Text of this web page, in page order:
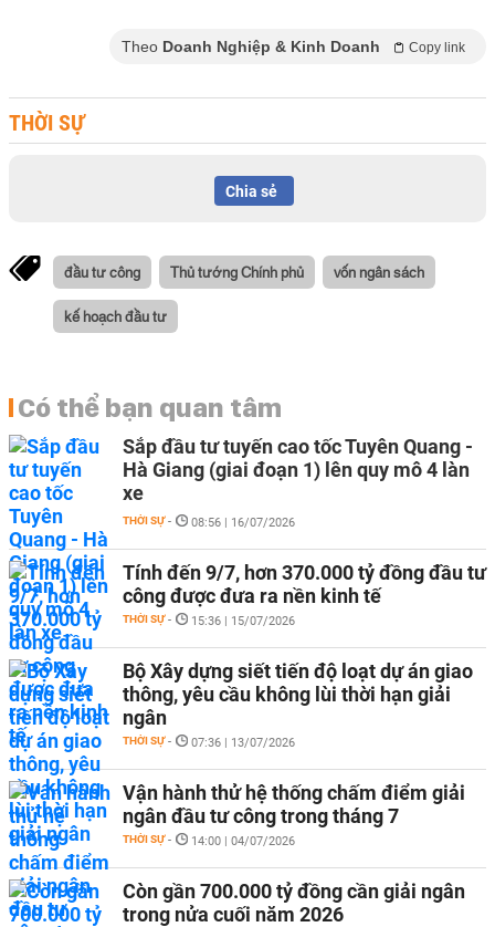
Theo Doanh Nghiệp & Kinh Doanh Copy link
THỜI SỰ
Chia sẻ
đầu tư công Thủ tướng Chính phủ vốn ngân sách
kế hoạch đầu tư
Có thể bạn quan tâm
Sắp đầu tư tuyến cao tốc Tuyên Quang -
Hà Giang (giai đoạn 1) lên quy mô 4 làn
xe
THỜI SỰ - 08:56 | 16/07/2026
Tính đến 9/7, hơn 370.000 tỷ đồng đầu tư
công được đưa ra nền kinh tế
THỜI SỰ - 15:36 | 15/07/2026
Bộ Xây dựng siết tiến độ loạt dự án giao
thông, yêu cầu không lùi thời hạn giải
ngân
THỜI SỰ - 07:36 | 13/07/2026
Vận hành thử hệ thống chấm điểm giải
ngân đầu tư công trong tháng 7
THỜI SỰ - 14:00 | 04/07/2026
Còn gần 700.000 tỷ đồng cần giải ngân
trong nửa cuối năm 2026